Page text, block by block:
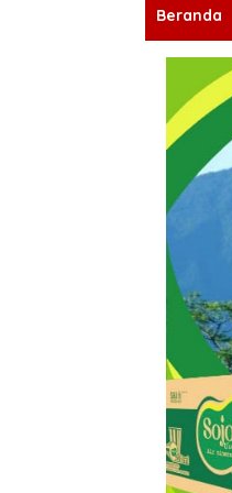
Beranda